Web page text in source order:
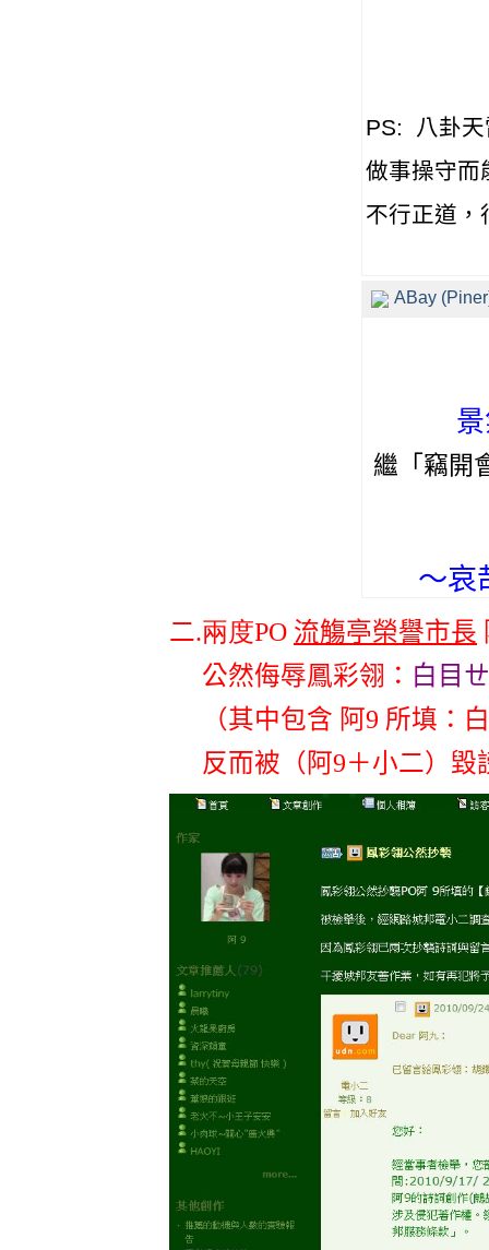
PS: 八卦天
做事操守而
不行正道，
ABay
繼 「竊
～哀
二.兩度PO 流觴亭榮譽市長
公然侮辱鳳彩翎： 白目
（其中包含 阿9 所填：
反而被（阿9＋小二）毀